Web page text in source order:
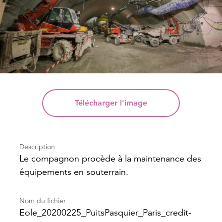
Télécharger l'image
Description
Le compagnon procède à la maintenance des
équipements en souterrain.
Nom du fichier
Eole_​20200225_​Puits​Pasquier_​Paris_​credit-​